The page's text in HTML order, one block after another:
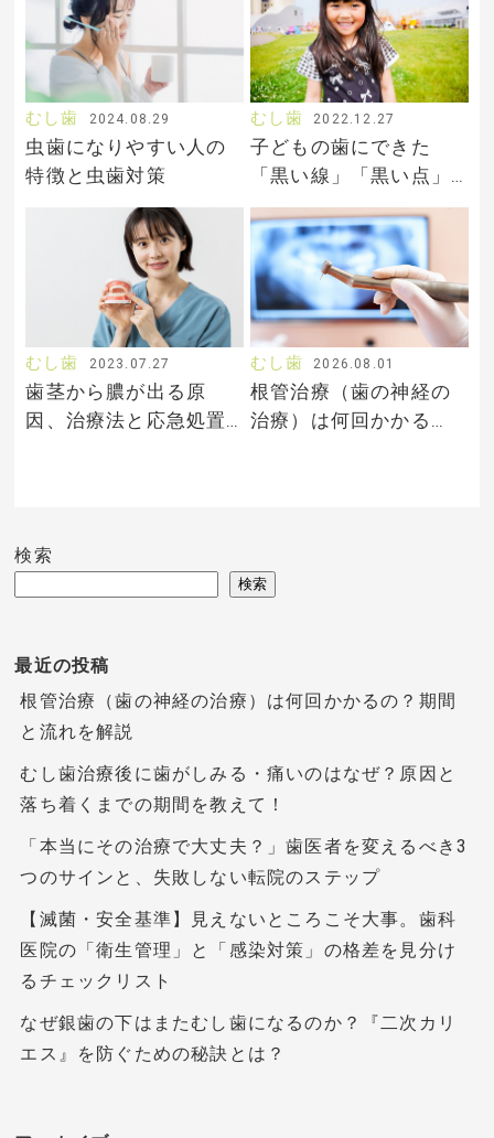
ップ
むし歯 2024.08.29
虫歯になりやすい人の
特徴と虫歯対策
むし歯 2022.12.27
子どもの歯にできた
「黒い線」「黒い点」
はむし歯なの？
むし歯 2023.07.27
歯茎から膿が出る原
因、治療法と応急処置
むし歯 2026.08.01
根管治療（歯の神経の
治療）は何回かかる
検索
検索
最近の投稿
根管治療（歯の神経の治療）は何回かかるの？期間
と流れを解説
むし歯治療後に歯がしみる・痛いのはなぜ？原因と
落ち着くまでの期間を教えて！
「本当にその治療で大丈夫？」歯医者を変えるべき3
つのサインと、失敗しない転院のステップ
【滅菌・安全基準】見えないところこそ大事。歯科
医院の「衛生管理」と「感染対策」の格差を見分け
るチェックリスト
なぜ銀歯の下はまたむし歯になるのか？『二次カリ
エス』を防ぐための秘訣とは？